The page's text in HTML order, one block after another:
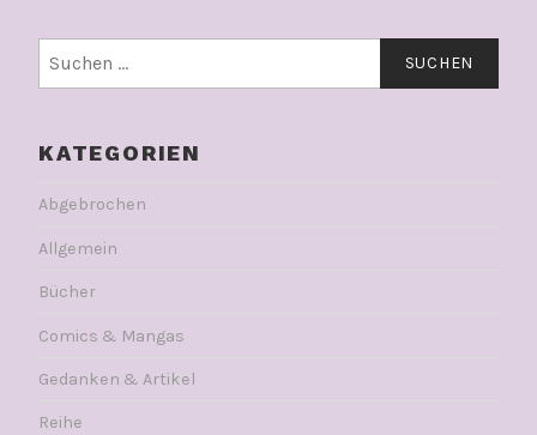
nach:
KATEGORIEN
Abgebrochen
Allgemein
Bücher
Comics & Mangas
Gedanken & Artikel
Reihe